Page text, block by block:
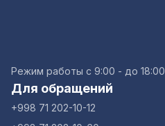
Режим работы с 9:00 - до 18:00
Для обращений
+998 71 202-10-12